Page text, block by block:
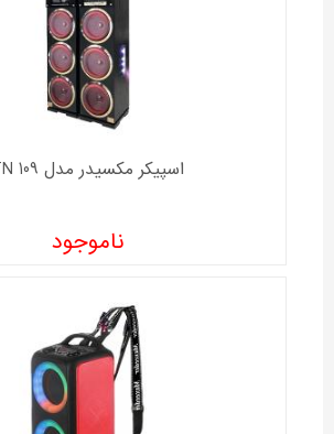
اسپیکر مکسیدر مدل TN 109
ناموجود